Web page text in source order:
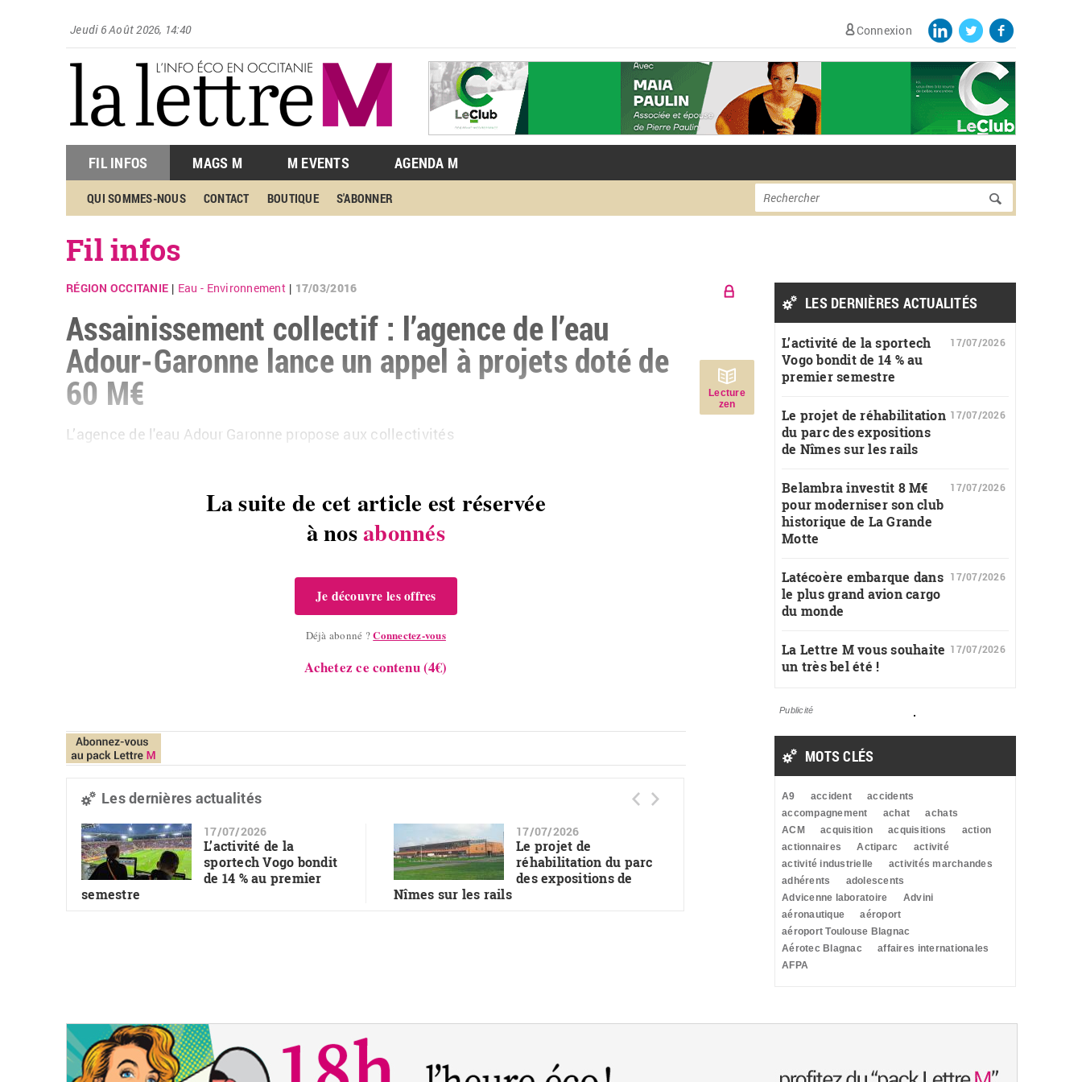
Jeudi 6 Août 2026, 14:40 Connexion
FIL INFOS MAGS M M EVENTS AGENDA M
QUI SOMMES-NOUS CONTACT BOUTIQUE S'ABONNER Formulaire de
Rechercher
Fil infos
RÉGION OCCITANIE Eau - Environnement| 17/03/2016
Assainissement collectif : l’agence de l’eau
Adour-Garonne lance un appel à projets doté de
60 M€
L’agence de l'eau Adour Ga­ronne pro­pose aux col­lec­ti­vi­tés
La suite de cet article est réservée
à nosabonnés
Je découvre les offres
Déjà abonné ?Connectez-vous
Achetez ce contenu (4€)
Lec­ture
zen
Les dernières actualités
17/07/2026
L’activité de la
sportech Vogo bondit
de 14 % au premier
semestre
17/07/2026
Le projet de
réhabilitation du parc
des expositions de
Nîmes sur les rails
LES DERNIÈRES ACTUALITÉS
L’activité de la sportech
Vogo bondit de 14 % au
premier semestre
17/07/2026
Le projet de réhabilitation
du parc des expositions
de Nîmes sur les rails
17/07/2026
Belambra investit 8 M€
pour moderniser son club
historique de La Grande
Motte
17/07/2026
Latécoère embarque dans
le plus grand avion cargo
du monde
17/07/2026
La Lettre M vous souhaite
un très bel été !
17/07/2026
Publicité
MOTS CLÉS
A9 accident
accidents
accompagnement
achat
achats
ACM
acquisition acquisitions
action
actionnaires
Actiparc
activité
activité industrielle
activités marchandes
adhérents
adolescents
Advicenne laboratoire
Advini
aéronautique
aéroport
aéroport Toulouse Blagnac
Aérotec Blagnac
affaires internationales
AFPA